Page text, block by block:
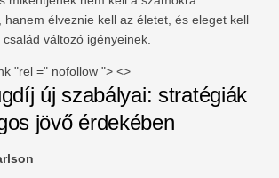
hanem élveznie kell az életet, és eleget kell
változó igényeinek.
"rel =" nofollow "> <>
új szabályai: stratégiák
jövő érdekében